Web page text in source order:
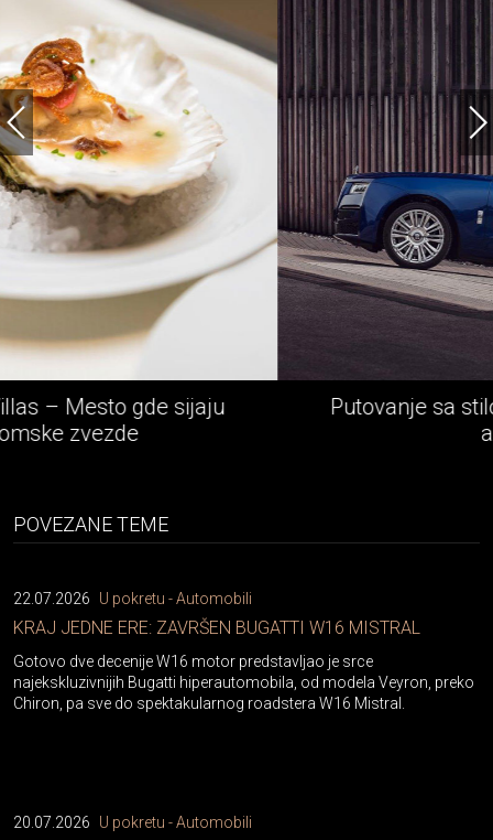
Putovanje sa stilom - Rolls-Royce epska
POVEZANE TEME
22.07.2026 U pokretu - Automobili
KRAJ JEDNE ERE: ZAVRŠEN BUGATTI W16 MISTRAL
Gotovo dve decenije W16 motor predstavljao je srce
najekskluzivnijih Bugatti hiperautomobila, od modela Veyron, preko
Chiron, pa sve do spektakularnog roadstera W16 Mistral.
20.07.2026 U pokretu - Automobili